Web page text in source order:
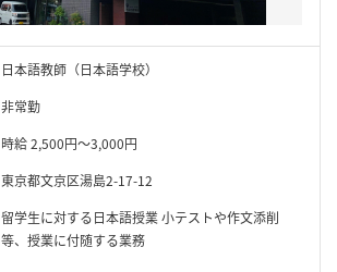
日本語教師（日本語学校）
非常勤
時給 2,500円～3,000円
東京都文京区湯島2-17-12
留学生に対する日本語授業 小テストや作文添削
等、授業に付随する業務